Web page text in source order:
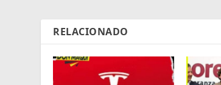
RELACIONADO